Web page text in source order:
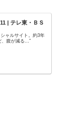
| テレ東・ＢＳ
ャルサイト。約3年
、腹が減る…”